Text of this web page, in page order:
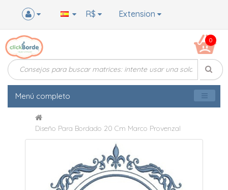
Extension
R$
0
Menú completo
Diseño Para Bordado 20 Cm Marco Provenzal